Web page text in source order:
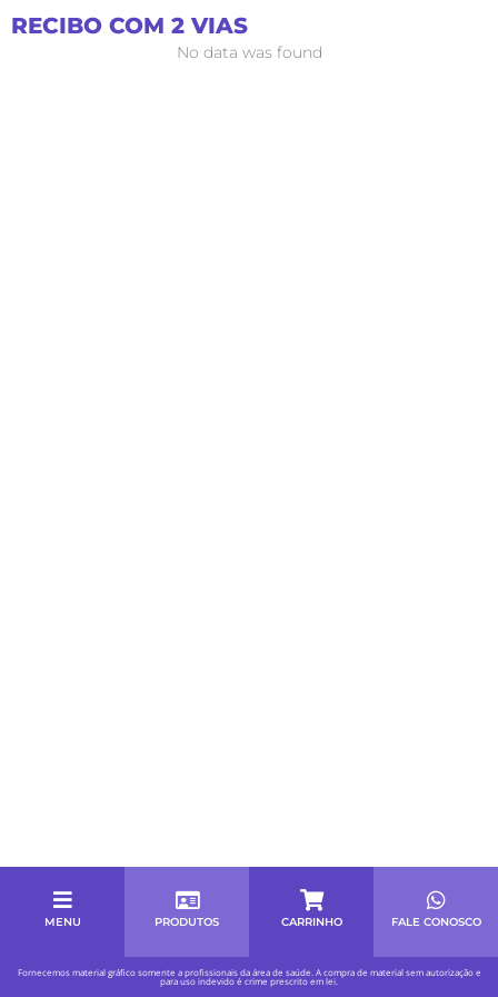
para
RECIBO COM 2 VIAS
No data was found
MENU PRODUTOS CARRINHO FALE CONOSCO
Fornecemos material gráfico somente a profissionais da área de saúde. A compra de material sem autorização e
para uso indevido é crime prescrito em lei.